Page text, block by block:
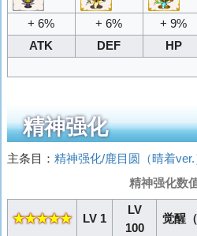
+ 6% + 6% + 9%
ATK
DEF HP
精神强化
主条目： 精神强化/鹿目圆（晴着ver.
精神强化数
★★★★★ LV 1
LV
100
觉醒（